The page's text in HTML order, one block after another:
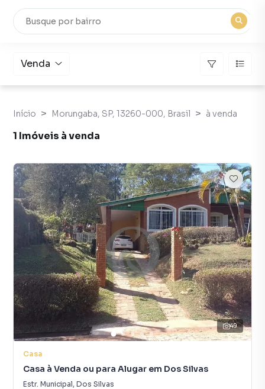
Venda
Início Morungaba, SP, 13260-000, Brasil à venda
1 Imóveis à venda
49
Casa
Casa à Venda ou para Alugar em Dos Silvas
Estr. Municipal, Dos Silvas